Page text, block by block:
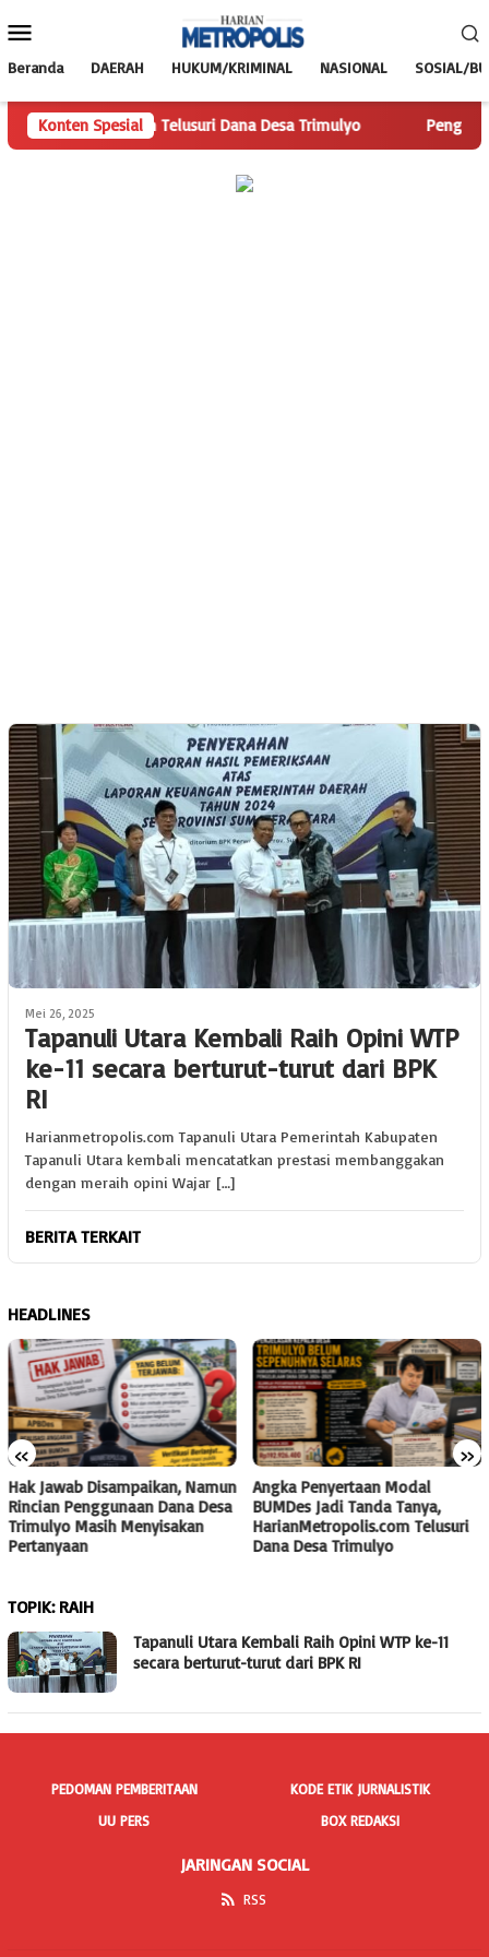
ke
Mobile
Beranda DAERAH HUKUM/KRIMINAL NASIONAL SOSIAL/
Konten SpesialTelusuri Dana Desa Trimulyo Pengguna
Mei 26, 2025
Tapanuli Utara Kembali Raih Opini WTP
ke-11 secara berturut-turut dari BPK
RI
Harianmetropolis.com Tapanuli Utara Pemerintah Kabupaten
Tapanuli Utara kembali mencatatkan prestasi membanggakan
dengan meraih opini Wajar […]
BERITA TERKAIT
HEADLINES
« »
Hak Jawab Disampaikan, Namun
Rincian Penggunaan Dana Desa
Trimulyo Masih Menyisakan
Pertanyaan
Angka Penyertaan Modal
BUMDes Jadi Tanda Tanya,
HarianMetropolis.com Telusuri
Dana Desa Trimulyo
TOPIK: RAIH
Tapanuli Utara Kembali Raih Opini WTP ke-11
secara berturut-turut dari BPK RI
PEDOMAN PEMBERITAAN
KODE ETIK JURNALISTIK
UU PERS
BOX REDAKSI
JARINGAN SOCIAL
RSS